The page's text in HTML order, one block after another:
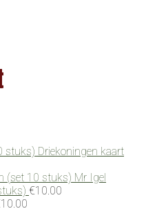
Driekoningen kaart
Mr Igel
€10.00
10.00